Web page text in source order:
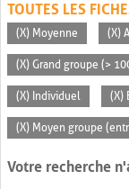
TOUTES LES
(X) Moyenne (X)
(X) Grand groupe (>
(X) Individuel (X)
(X) Moyen groupe
Votre recherche